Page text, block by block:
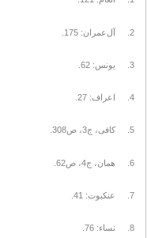
2. آل‌‌عمران: 175.
3. یونس: 62.
4. اعراف: 27.
5. کافی، ج3، ص308.
6. همان، ج4، ص62.
7. عنکبوت: 41.
8. نساء: 76.